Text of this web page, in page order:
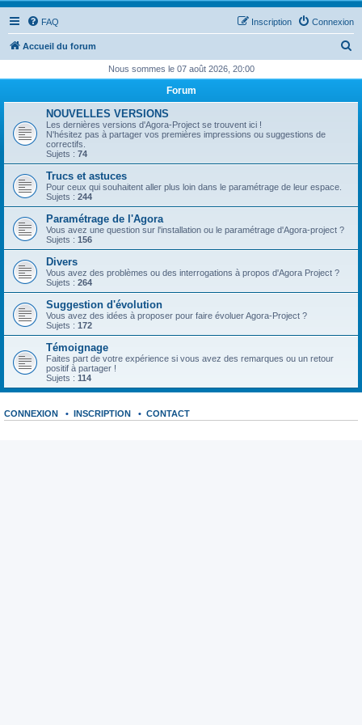
FAQ Connexion
Inscription
Accueil du forum
h
c
Nous sommes le 07 août 2026, 20:00
Forum
NOUVELLES VERSIONS
Les dernières versions d'Agora-Project se trouvent ici !
N'hésitez pas à partager vos premières impressions ou suggestions de
correctifs.
Sujets : 74
Trucs et astuces
Pour ceux qui souhaitent aller plus loin dans le paramétrage de leur espace.
Sujets : 244
Paramétrage de l'Agora
Vous avez une question sur l'installation ou le paramétrage d'Agora-project ?
Sujets : 156
Divers
Vous avez des problèmes ou des interrogations à propos d'Agora Project ?
Sujets : 264
Suggestion d'évolution
Vous avez des idées à proposer pour faire évoluer Agora-Project ?
Sujets : 172
Témoignage
Faites part de votre expérience si vous avez des remarques ou un retour
positif à partager !
Sujets : 114
CONNEXION • INSCRIPTION • CONTACT